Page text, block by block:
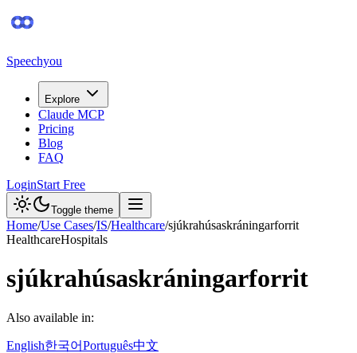
Speechyou
Explore
Claude MCP
Pricing
Blog
FAQ
LoginStart Free
Toggle theme
Home/Use Cases/IS/Healthcare/sjúkrahúsaskráningarforrit
HealthcareHospitals
sjúkrahúsaskráningarforrit
Also available in:
English한국어Português中文